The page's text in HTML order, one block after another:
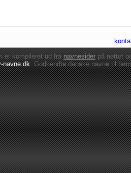
er kompileret ud franavnesiderpå nettet
navne.dk: Godkendte danskenavne til børn